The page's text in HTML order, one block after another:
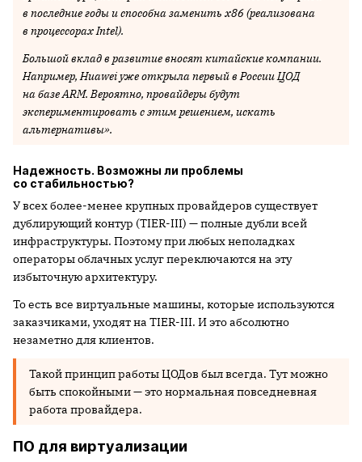
в последние годы и способна заменить х86 (реализована
в процессорах Intel).
Большой вклад в развитие вносят китайские компании.
Например, Huawei уже открыла первый в России ЦОД
на базе ARM. Вероятно, провайдеры будут
экспериментировать с этим решением, искать
альтернативы».
Надежность. Возможны ли проблемы
со стабильностью?
У всех более-менее крупных провайдеров существует
дублирующий контур (TIER-III) — полные дубли всей
инфраструктуры. Поэтому при любых неполадках
операторы облачных услуг переключаются на эту
избыточную архитектуру.
То есть все виртуальные машины, которые используются
заказчиками, уходят на TIER-III. И это абсолютно
незаметно для клиентов.
Такой принцип работы ЦОДов был всегда. Тут можно
быть спокойными — это нормальная повседневная
работа провайдера.
ПО для виртуализации